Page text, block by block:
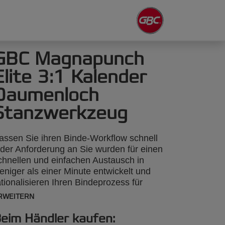
Magnapunch
3:1 Kalender
Sie ihren Binde-Workflow schnell
Anforderung an Sie wurden für einen
und einfachen Austausch in
als einer Minute entwickelt und
Ihren Bindeprozess für
Effizienz. 3:1 Kalender
mit der GBC Magnapunch Elite
Händler kaufen: